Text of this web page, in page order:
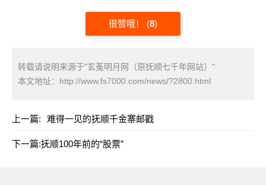
很赞哦！ (8)
转载请说明来源于"玄菟明月网（原抚顺七千年网站）"
本文地址： http://www.fs7000.com/news/?2800.html
上一篇: 难得一见的抚顺千金寨邮戳
下一篇:抚顺100年前的“股票”